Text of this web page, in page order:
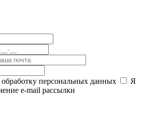
обработку персональных данных
Я
e-mail рассылки